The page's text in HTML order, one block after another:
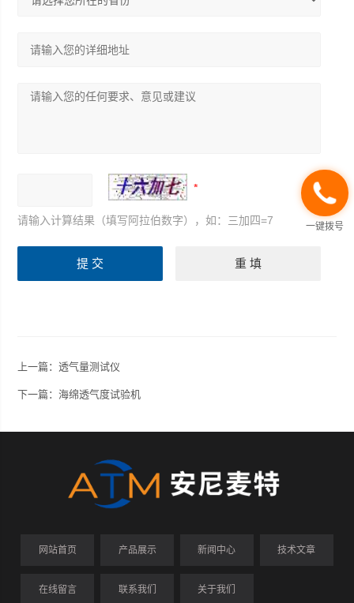
请输入计算结果（填写阿拉伯数字），如：三加四=7
上一篇：透气量测试仪
下一篇： 海绵透气度试验机
网站首页 产品展示 新闻中心 技术文章
在线留言 联系我们 关于我们
一键拨号